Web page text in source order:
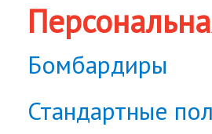
Бомбардиры
Стандартные